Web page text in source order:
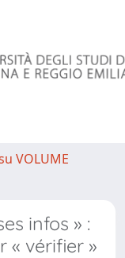
VOLUME
infos » :
« vérifier »